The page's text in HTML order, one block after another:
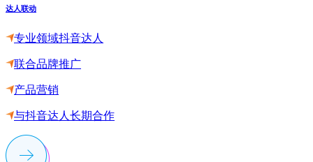
达人联动
专业领域抖音达人
联合品牌推广
产品营销
与抖音达人长期合作